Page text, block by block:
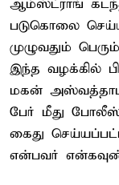
ஆம்ஸ்ட்ராங்
படுகொலை
முழுவதும்
இந்த வழக்கில்
மகன்
பேர் மீது போலீஸ்
கைது
என்பவர்